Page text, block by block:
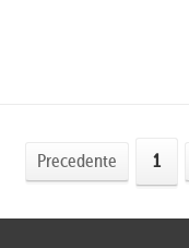
Precedente 1